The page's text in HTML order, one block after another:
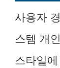
사용자
스템 개
스타일